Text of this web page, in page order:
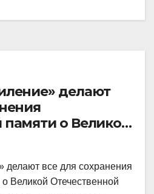
делают
памяти о Великой
войне.
делают все для сохранения
Великой Отечественной